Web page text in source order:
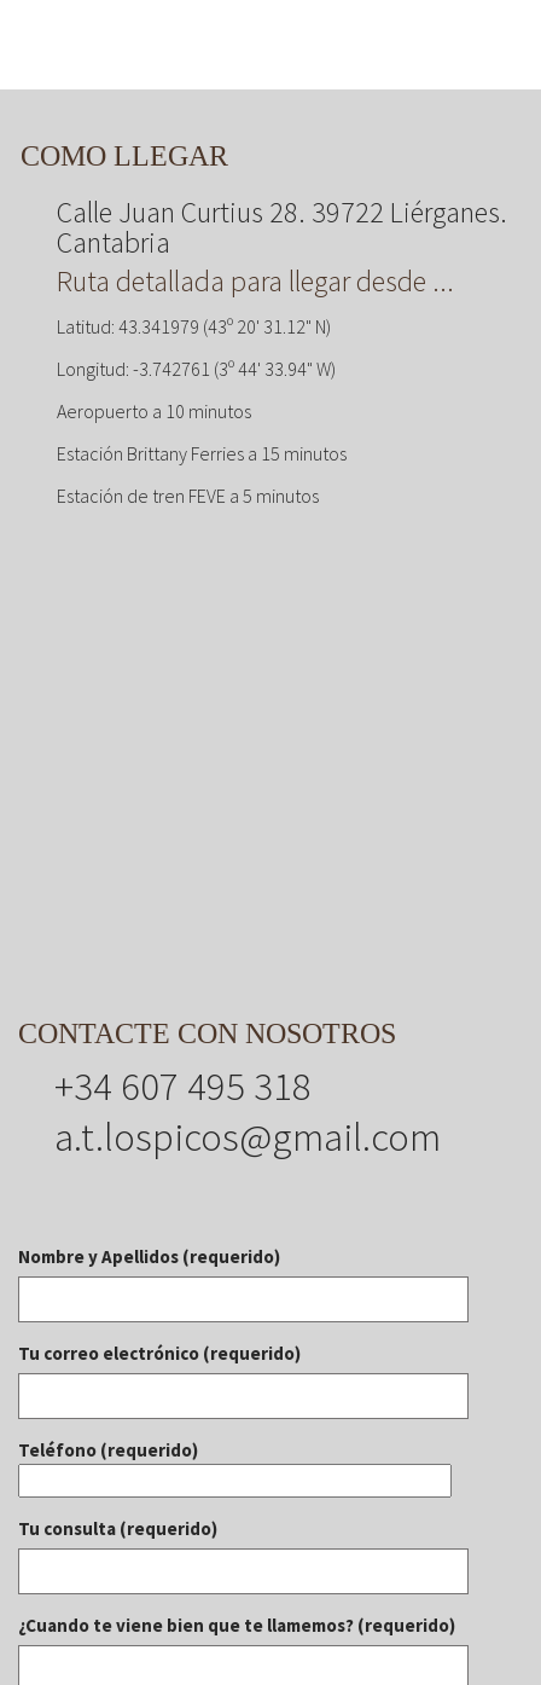
COMO LLEGAR
Calle Juan Curtius 28. 39722 Liérganes.
Cantabria
Ruta detallada para llegar desde ...
Latitud: 43.341979 (43º 20' 31.12" N)
Longitud: -3.742761 (3º 44' 33.94" W)
Aeropuerto a 10 minutos
Estación Brittany Ferries a 15 minutos
Estación de tren FEVE a 5 minutos
CONTACTE CON NOSOTROS
+34 607 495 318
a.t.lospicos@gmail.com
Nombre y Apellidos (requerido)
Tu correo electrónico (requerido)
Teléfono (requerido)
Tu consulta (requerido)
¿Cuando te viene bien que te llamemos? (requerido)